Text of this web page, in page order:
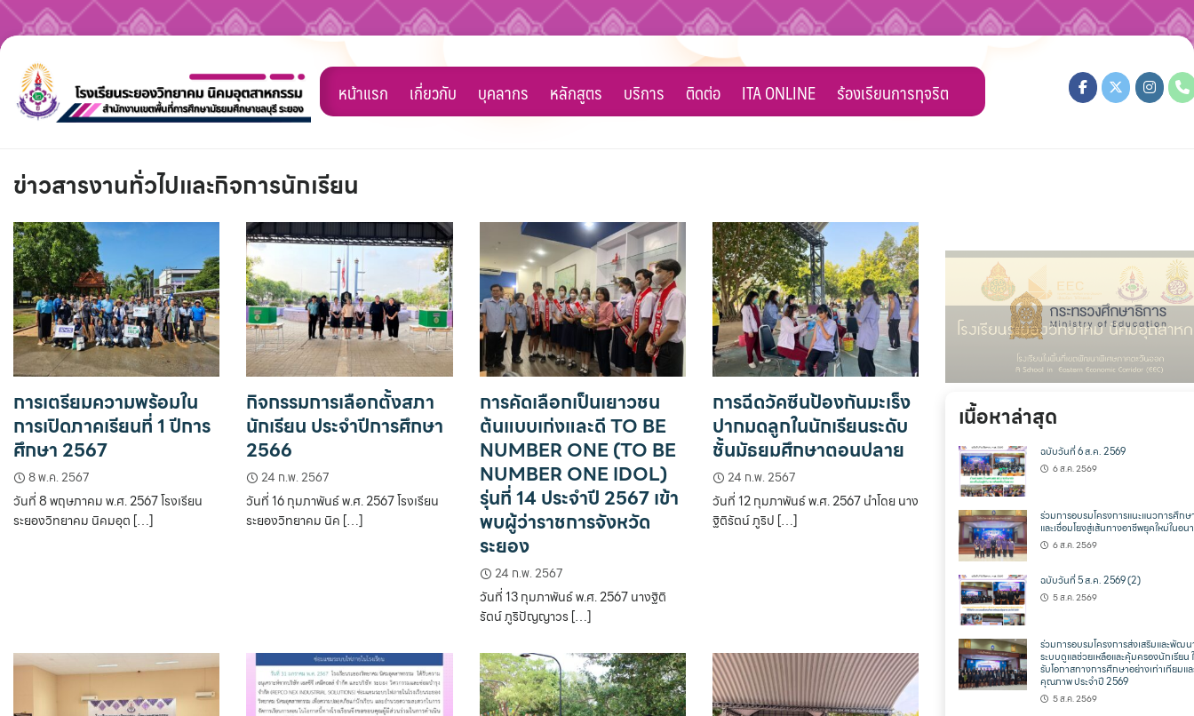
Skip
content
หน้าแรก เกี่ยวกับ บุคลากร หลักสูตร บริการ ติดต่อ ITA ONLINE ร้องเรียนการทุจริต
ข่าวสารงานทั่วไปและกิจการนักเรียน
การเตรียมความพร้อมใน
การเปิดภาคเรียนที่ 1 ปีการ
ศึกษา 2567
8 พ.ค. 2567
วันที่ 8 พฤษภาคม พ.ศ. 2567 โรงเรียน
ระยองวิทยาคม นิคมอุต […]
กิจกรรมการเลือกตั้งสภา
นักเรียน ประจำปีการศึกษา
2566
24 ก.พ. 2567
วันที่ 16 กุมภาพันธ์ พ.ศ. 2567 โรงเรียน
ระยองวิทยาคม นิค […]
การคัดเลือกเป็นเยาวชน
ต้นแบบเก่งและดี TO BE
NUMBER ONE (TO BE
NUMBER ONE IDOL)
รุ่นที่ 14 ประจำปี 2567 เข้า
พบผู้ว่าราชการจังหวัด
ระยอง
24 ก.พ. 2567
วันที่ 13 กุมภาพันธ์ พ.ศ. 2567 นางฐิติ
รัตน์ ภูริปัญญาวร […]
การฉีดวัคซีนป้องกันมะเร็ง
ปากมดลูกในนักเรียนระดับ
ชั้นมัธยมศึกษาตอนปลาย
24 ก.พ. 2567
วันที่ 12 กุมภาพันธ์ พ.ศ. 2567 นำโดย นาง
ฐิติรัตน์ ภูริป […]
เนื้อหาล่าสุด
ฉบับวันที่ 6 ส.ค. 2569
6 ส.ค. 2569
ร่วมการอบรมโครงการแนะแนวการศึก
และเชื่อมโยงสู่เส้นทางอาชีพยุคใหม่ในอ
6 ส.ค. 2569
ฉบับวันที่ 5 ส.ค. 2569 (2)
5 ส.ค. 2569
ร่วมการอบรมโครงการส่งเสริมและพัฒน
ระบบดูแลช่วยเหลือและคุ้มครองนักเรียน
รับโอกาสทางการศึกษาอย่างเท่าเทียมแ
คุณภาพ ประจำปี 2569
5 ส.ค. 2569